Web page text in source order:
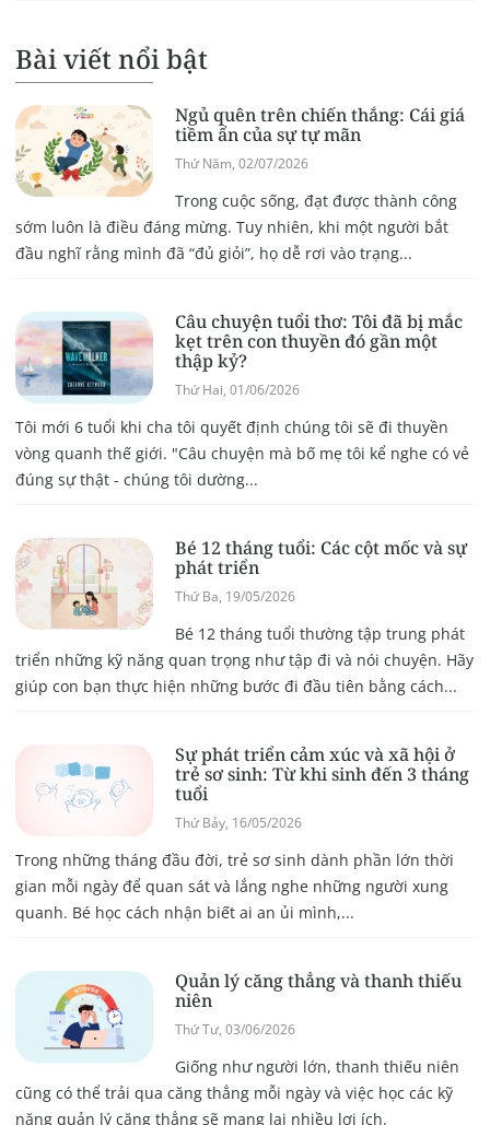
Bài viết nổi bật
Ngủ quên trên chiến thắng: Cái giá
tiềm ẩn của sự tự mãn
Thứ Năm, 02/07/2026
Trong cuộc sống, đạt được thành công
sớm luôn là điều đáng mừng. Tuy nhiên, khi một người bắt
đầu nghĩ rằng mình đã “đủ giỏi”, họ dễ rơi vào trạng...
Câu chuyện tuổi thơ: Tôi đã bị mắc
kẹt trên con thuyền đó gần một
thập kỷ?
Thứ Hai, 01/06/2026
Tôi mới 6 tuổi khi cha tôi quyết định chúng tôi sẽ đi thuyền
vòng quanh thế giới. "Câu chuyện mà bố mẹ tôi kể nghe có vẻ
đúng sự thật - chúng tôi dường...
Bé 12 tháng tuổi: Các cột mốc và sự
phát triển
Thứ Ba, 19/05/2026
Bé 12 tháng tuổi thường tập trung phát
triển những kỹ năng quan trọng như tập đi và nói chuyện. Hãy
giúp con bạn thực hiện những bước đi đầu tiên bằng cách...
Sự phát triển cảm xúc và xã hội ở
trẻ sơ sinh: Từ khi sinh đến 3 tháng
tuổi
Thứ Bảy, 16/05/2026
Trong những tháng đầu đời, trẻ sơ sinh dành phần lớn thời
gian mỗi ngày để quan sát và lắng nghe những người xung
quanh. Bé học cách nhận biết ai an ủi mình,...
Quản lý căng thẳng và thanh thiếu
niên
Thứ Tư, 03/06/2026
Giống như người lớn, thanh thiếu niên
cũng có thể trải qua căng thẳng mỗi ngày và việc học các kỹ
năng quản lý căng thẳng sẽ mang lại nhiều lợi ích.